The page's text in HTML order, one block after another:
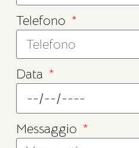
Telefono
Data
Messaggio